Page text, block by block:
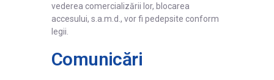
vederea comercializării lor, blocarea
accesului, s.a.m.d., vor fi pedepsite conform
legii.
Comunicări